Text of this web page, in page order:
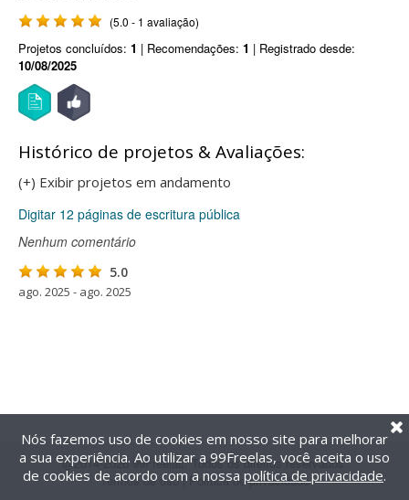
(5.0 - 1 avaliação)
Projetos concluídos: 1 | Recomendações: 1 | Registrado desde:
10/08/2025
Histórico de projetos & Avaliações:
(+) Exibir projetos em andamento
Digitar 12 páginas de escritura pública
Nenhum comentário
5.0
ago. 2025 - ago. 2025
@2014-2026 99Freelas. Todos os direitos reservados.
Termos de uso| Política de privacidade
Nós fazemos uso de cookies em nosso site para melhorar
a sua experiência. Ao utilizar a 99Freelas, você aceita o uso
de cookies de acordo com a nossa política de privacidade.